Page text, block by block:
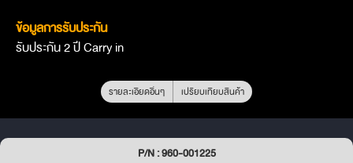
ข้อมูลการรับประกัน
รับประกัน 2 ปี Carry in
รายละเอียดอื่นๆ เปรียบเทียบสินค้า
P/N : 960-001225